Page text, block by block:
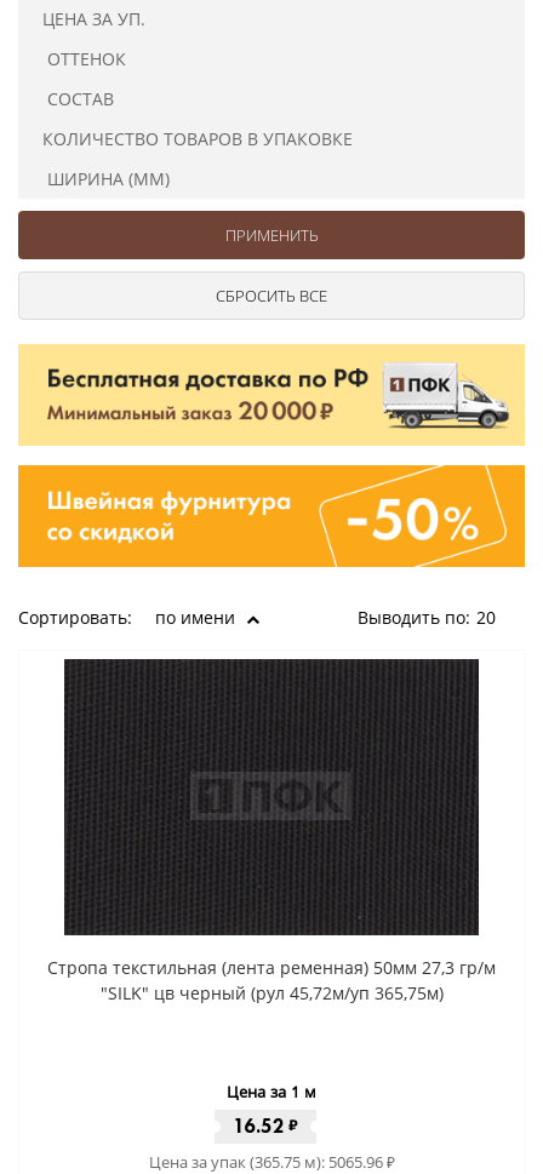
ЦЕНА ЗА УП.
ОТТЕНОК
СОСТАВ
КОЛИЧЕСТВО ТОВАРОВ В УПАКОВКЕ
ШИРИНА (ММ)
Сортировать: по имени Выводить по: 20
Стропа текстильная (лента ременная) 50мм 27,3 гр/м
"SILK" цв черный (рул 45,72м/уп 365,75м)
Цена за 1 м
16.52 ₽
Цена за упак (365.75 м): 5065.96₽
Ушковые
Цепочки шарики с замком
Ткани
Сумочная фурнитура